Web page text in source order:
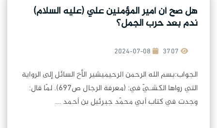
هل صح أن أمير المؤمنين علي (عليه السلام)
ندم بعد حرب الجمل؟
2024-07-08
الجواب:بسم الله الرحمن الرحيميشير الأخ السائل إلى الرواية
التي رواها الكشـيّ في: (معرفة الرجال ص697). لمّا قال:
وجدت في كتاب أبي محمّد جبرئيل بن أحمد ...